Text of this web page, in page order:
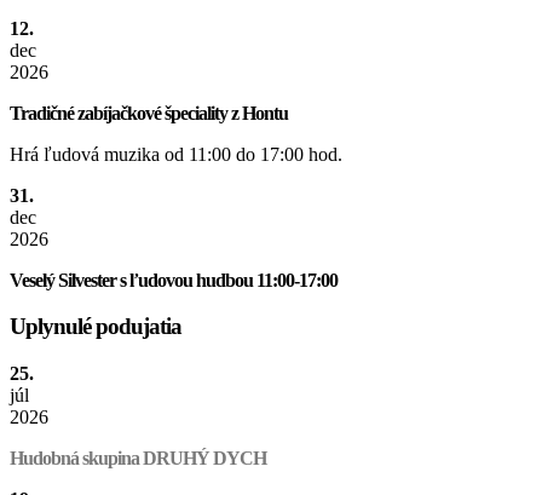
12.
dec
2026
Tradičné zabíjačkové špeciality z Hontu
Hrá ľudová muzika od 11:00 do 17:00 hod.
31.
dec
2026
Veselý Silvester s ľudovou hudbou 11:00-17:00
Uplynulé podujatia
25.
júl
2026
Hudobná skupina DRUHÝ DYCH